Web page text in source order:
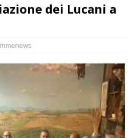
dei Lucani a